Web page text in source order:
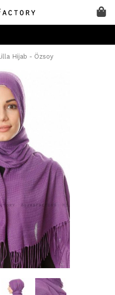
Hijab - Özsoy